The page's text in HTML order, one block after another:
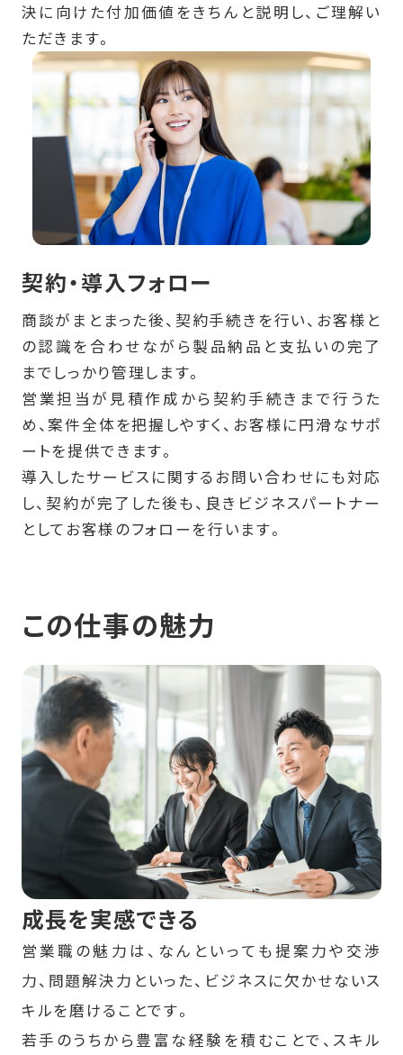
決に向けた付加価値をきちんと説明し、ご理解い
ただきます。
契約・導入フォロー
商談がまとまった後、契約手続きを行い、お客様と
の認識を合わせながら製品納品と支払いの完了
までしっかり管理します。
営業担当が見積作成から契約手続きまで行うた
め、案件全体を把握しやすく、お客様に円滑なサポ
ートを提供できます。
導入したサービスに関するお問い合わせにも対応
し、契約が完了した後も、良きビジネスパートナー
としてお客様のフォローを行います。
この仕事の魅力
成長を実感できる
営業職の魅力は、なんといっても提案力や交渉
力、問題解決力といった、ビジネスに欠かせないス
キルを磨けることです。
若手のうちから豊富な経験を積むことで、スキル